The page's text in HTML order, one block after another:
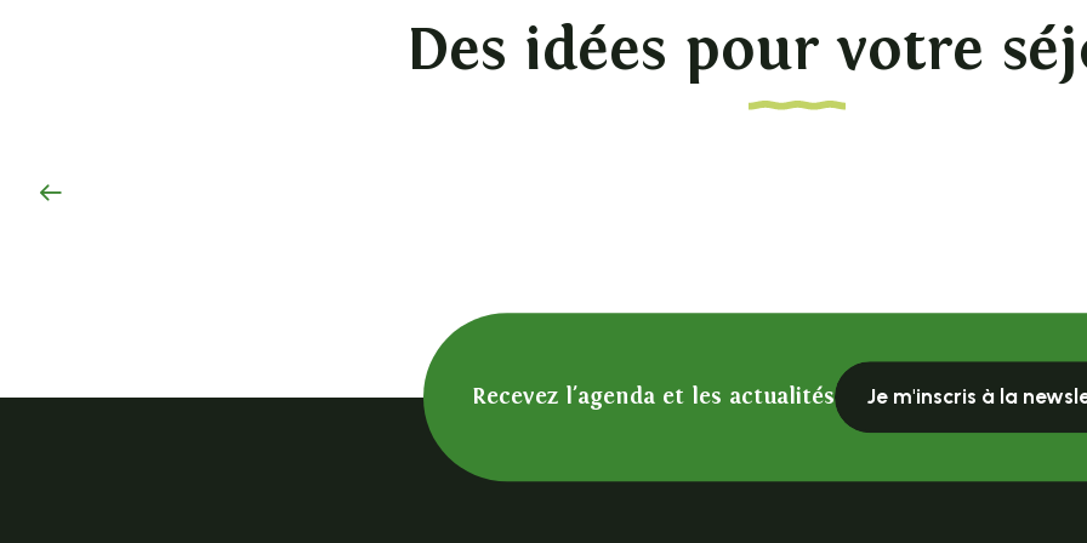
Des idées pour votre
Recevez l'agenda et les actualités Je m'inscris à la